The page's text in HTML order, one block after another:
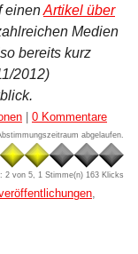
einenArtikel über
Medien
bereits kurz
2012)
0 Kommentare
abgelaufen.
2 von 5, 1 Stimme(n) 163 Klicks